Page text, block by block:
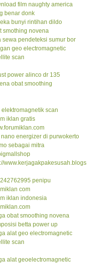
film naughty america
benar donk
bunyi rintihan dildo
smothing novena
sewa pendeteksi sumur bor
geo electromagnetic
scan
power alinco dr 135
obat smoothing
elektromagnetik scan
iklan gratis
energizer di purwokerto
sebagai mitra
www.kerjagakpakesusah.blogspot.com/
penipu
com
iklan indonesia
obat smoothing novena
betta power up
alat geo electromagnetic
scan
alat geoelectromagnetic